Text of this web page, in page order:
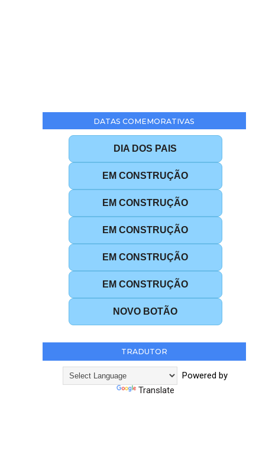
DATAS COMEMORATIVAS
DIA DOS PAIS
EM CONSTRUÇÃO
EM CONSTRUÇÃO
EM CONSTRUÇÃO
EM CONSTRUÇÃO
EM CONSTRUÇÃO
NOVO BOTÃO
TRADUTOR
Powered by
Translate